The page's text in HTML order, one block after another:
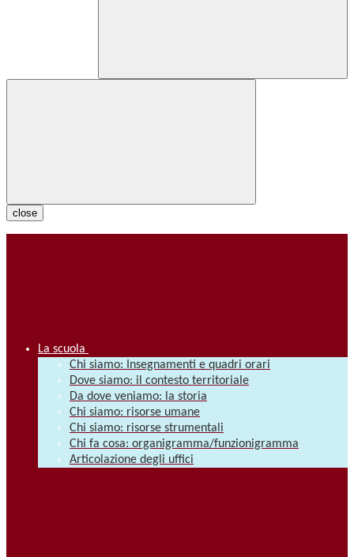
close
La scuola
Chi siamo: Insegnamenti e quadri orari
Dove siamo: il contesto territoriale
Da dove veniamo: la storia
Chi siamo: risorse umane
Chi siamo: risorse strumentali
Chi fa cosa: organigramma/funzionigramma
Articolazione degli uffici